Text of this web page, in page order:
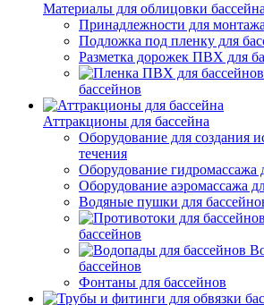
Материалы для облицовки бассейна
Принадлежности для
Подложка под пленку для
Разметка дорожек ПВХ для
бассейнов
Аттракционы для бассейна
Оборудование для создания
течения
Оборудование гидромассажа
Оборудование аэромассажа
Водяные пушки для
бассейнов
бассейнов
Фонтаны для бассейнов